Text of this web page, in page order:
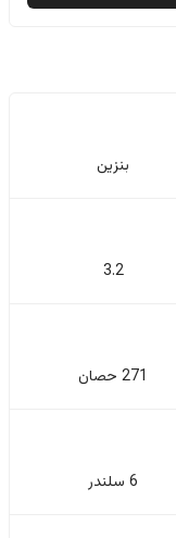
بنزين
3.2
271 حصان
6 سلندر